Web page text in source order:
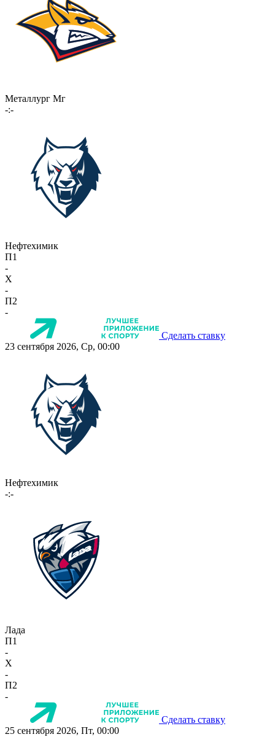
Металлург Мг
-:-
Нефтехимик
П1
-
X
-
П2
-
Сделать ставку
23 сентября 2026, Ср, 00:00
Нефтехимик
-:-
Лада
П1
-
X
-
П2
-
Сделать ставку
25 сентября 2026, Пт, 00:00